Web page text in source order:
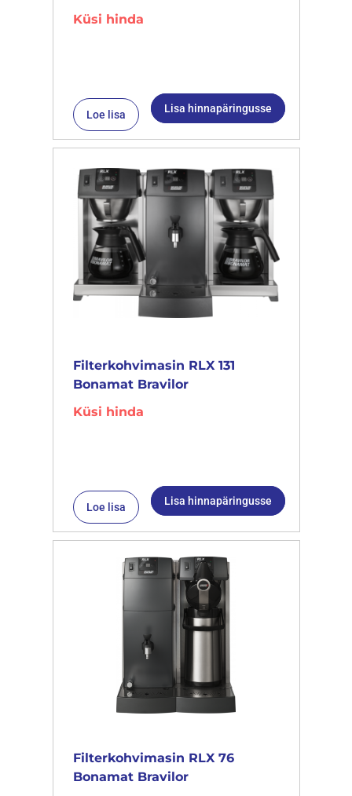
Küsi hinda
Loe lisa Lisa hinnapäringusse
Filterkohvimasin RLX 131
Bonamat Bravilor
Küsi hinda
Loe lisa Lisa hinnapäringusse
Filterkohvimasin RLX 76
Bonamat Bravilor